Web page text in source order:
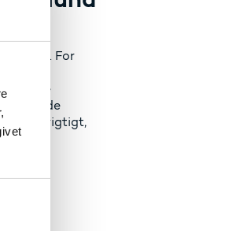
For
giver de
Det er vigtigt,